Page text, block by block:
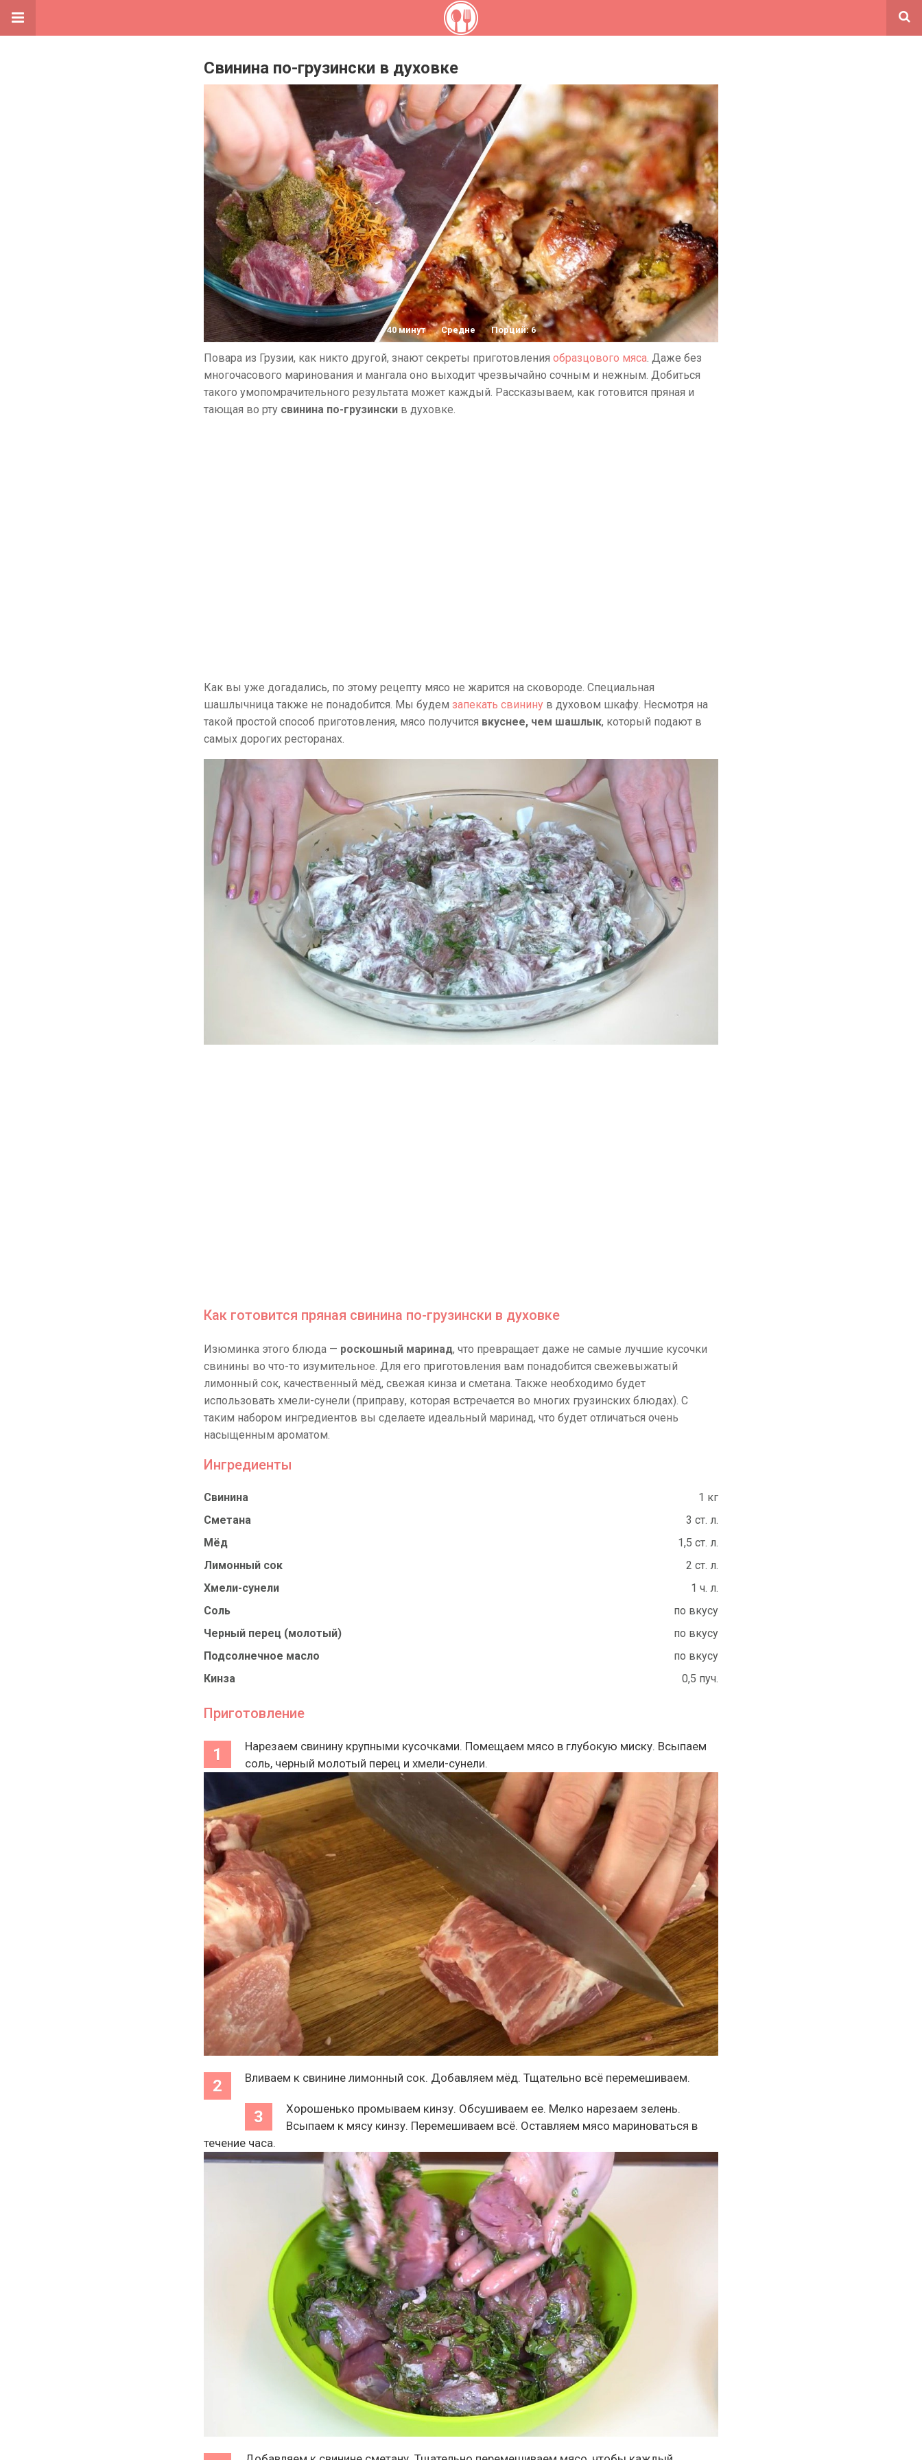
Свинина по-грузински в духовке
40 минут Средне Порций: 6
Повара из Грузии, как никто другой, знают секреты приготовления образцового мяса. Даже без
многочасового маринования и мангала оно выходит чрезвычайно сочным и нежным. Добиться
такого умопомрачительного результата может каждый. Рассказываем, как готовится пряная и
тающая во рту свинина по-грузински в духовке.
Как вы уже догадались, по этому рецепту мясо не жарится на сковороде. Специальная
шашлычница также не понадобится. Мы будем запекать свинину в духовом шкафу. Несмотря на
такой простой способ приготовления, мясо получится вкуснее, чем шашлык, который подают в
самых дорогих ресторанах.
Как готовится пряная свинина по-грузински в духовке
Изюминка этого блюда — роскошный маринад, что превращает даже не самые лучшие кусочки
свинины во что-то изумительное. Для его приготовления вам понадобится свежевыжатый
лимонный сок, качественный мёд, свежая кинза и сметана. Также необходимо будет
использовать хмели-сунели (приправу, которая встречается во многих грузинских блюдах). С
таким набором ингредиентов вы сделаете идеальный маринад, что будет отличаться очень
насыщенным ароматом.
Ингредиенты
Свинина
1 кг
Сметана
3 ст. л.
Мёд
1,5 ст. л.
Лимонный сок
2 ст. л.
Хмели-сунели
1 ч. л.
Соль
по вкусу
Черный перец (молотый)
по вкусу
Подсолнечное масло
по вкусу
Кинза
0,5 пуч.
Приготовление
Нарезаем свинину крупными кусочками. Помещаем мясо в глубокую миску. Всыпаем
соль, черный молотый перец и хмели-сунели.
Вливаем к свинине лимонный сок. Добавляем мёд. Тщательно всё перемешиваем.
Хорошенько промываем кинзу. Обсушиваем ее. Мелко нарезаем зелень.
Всыпаем к мясу кинзу. Перемешиваем всё. Оставляем мясо мариноваться в
течение часа.